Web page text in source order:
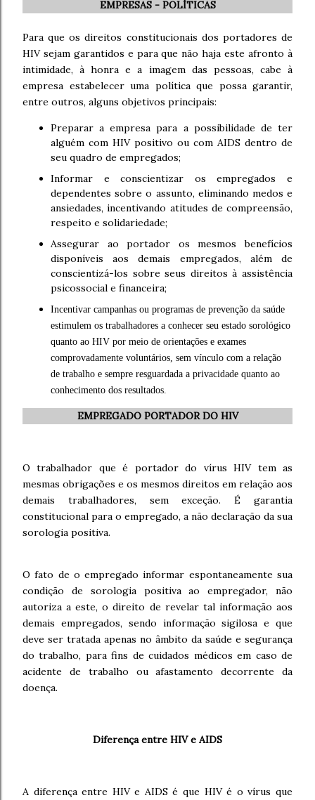
EMPRESAS - POLÍTICAS
Para que os direitos constitucionais dos portadores de
HIV sejam garantidos e para que não haja este afronto à
intimidade, à honra e a imagem das pessoas, cabe à
empresa estabelecer uma política que possa garantir,
entre outros, alguns objetivos principais:
Preparar a empresa para a possibilidade de ter
alguém com HIV positivo ou com AIDS dentro de
seu quadro de empregados;
Informar e conscientizar os empregados e
dependentes sobre o assunto, eliminando medos e
ansiedades, incentivando atitudes de compreensão,
respeito e solidariedade;
Assegurar ao portador os mesmos benefícios
disponíveis aos demais empregados, além de
conscientizá-los sobre seus direitos à assistência
psicossocial e financeira;
Incentivar campanhas ou programas de prevenção da saúde
estimulem os trabalhadores a conhecer seu estado sorológico
quanto ao HIV por meio de orientações e exames
comprovadamente voluntários, sem vínculo com a relação
de trabalho e sempre resguardada a privacidade quanto ao
conhecimento dos resultados.
EMPREGADO PORTADOR DO HIV
O trabalhador que é portador do vírus HIV tem as
mesmas obrigações e os mesmos direitos em relação aos
demais trabalhadores, sem exceção. É garantia
constitucional para o empregado, a não declaração da sua
sorologia positiva.
O fato de o empregado informar espontaneamente sua
condição de sorologia positiva ao empregador, não
autoriza a este, o direito de revelar tal informação aos
demais empregados, sendo informação sigilosa e que
deve ser tratada apenas no âmbito da saúde e segurança
do trabalho, para fins de cuidados médicos em caso de
acidente de trabalho ou afastamento decorrente da
doença.
Diferença entre HIV e AIDS
A diferença entre HIV e AIDS é que HIV é o vírus que